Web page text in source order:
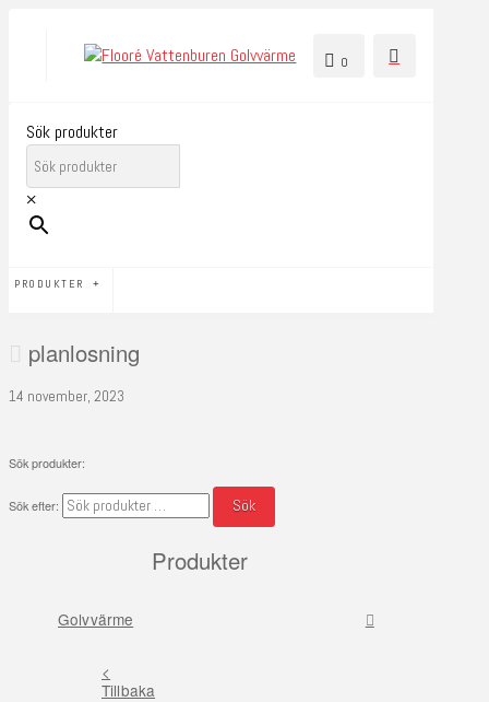
0
Sök produkter
×
PRODUKTER
planlosning
14 november, 2023
Sök produkter:
Sök efter: Sök
Produkter
Golvvärme
<
Tillbaka